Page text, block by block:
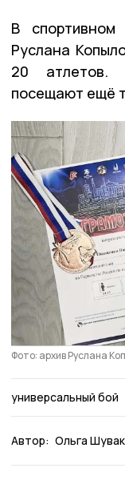
В
Руслана
20 атлетов.
посещают ещё
Фото: архив Руслана
универсальный бой
Автор: Ольга